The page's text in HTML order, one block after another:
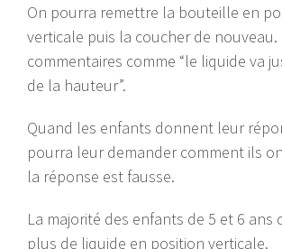
On pourra remettre la bouteille en
verticale puis la coucher de nouveau.
commentaires comme “le liquide va
de la hauteur”.
Quand les enfants donnent leur
pourra leur demander comment ils
la réponse est fausse.
La majorité des enfants de 5 et 6 ans
plus de liquide en position verticale.